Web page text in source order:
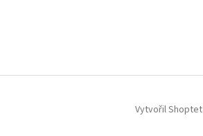
Vytvořil Shoptet